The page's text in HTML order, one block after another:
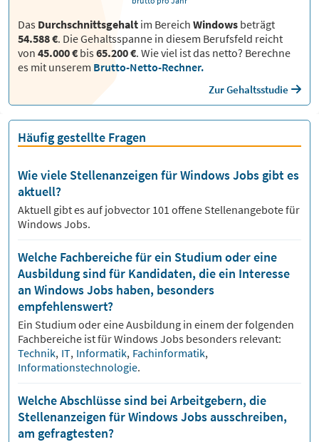
Das Durchschnittsgehalt im Bereich Windows beträgt
54.588 €. Die Gehaltsspanne in diesem Berufsfeld reicht
von 45.000 € bis65.200 €. Wie viel ist das netto? Berechne
es mit unserem Brutto-Netto-Rechner.
Zur Gehaltsstudie
Häufig gestellte Fragen
Wie viele Stellenanzeigen für Windows Jobs gibt es
aktuell?
Aktuell gibt es auf jobvector 101 offene Stellenangebote für
Windows Jobs.
Welche Fachbereiche für ein Studium oder eine
Ausbildung sind für Kandidaten, die ein Interesse
an Windows Jobs haben, besonders
empfehlenswert?
Ein Studium oder eine Ausbildung in einem der folgenden
Fachbereiche ist fürWindowsJobs besonders relevant:
Technik, IT, Informatik, Fachinformatik,
Informationstechnologie.
Welche Abschlüsse sind bei Arbeitgebern, die
Stellenanzeigen für Windows Jobs ausschreiben,
am gefragtesten?